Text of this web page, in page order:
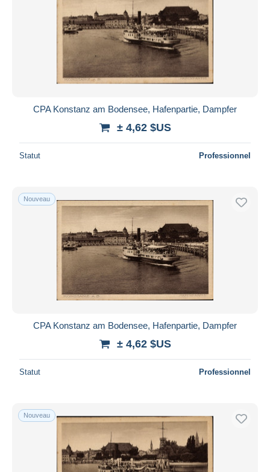
CPA Konstanz am Bodensee, Hafenpartie, Dampfer
± 4,62 $US
Statut Professionnel
Nouveau
CPA Konstanz am Bodensee, Hafenpartie, Dampfer
± 4,62 $US
Statut Professionnel
Nouveau